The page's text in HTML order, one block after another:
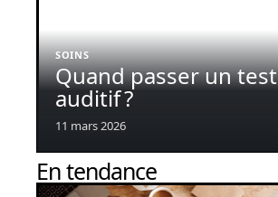
SOINS
Quand passer un test
auditif ?
11 mars 2026
En tendance